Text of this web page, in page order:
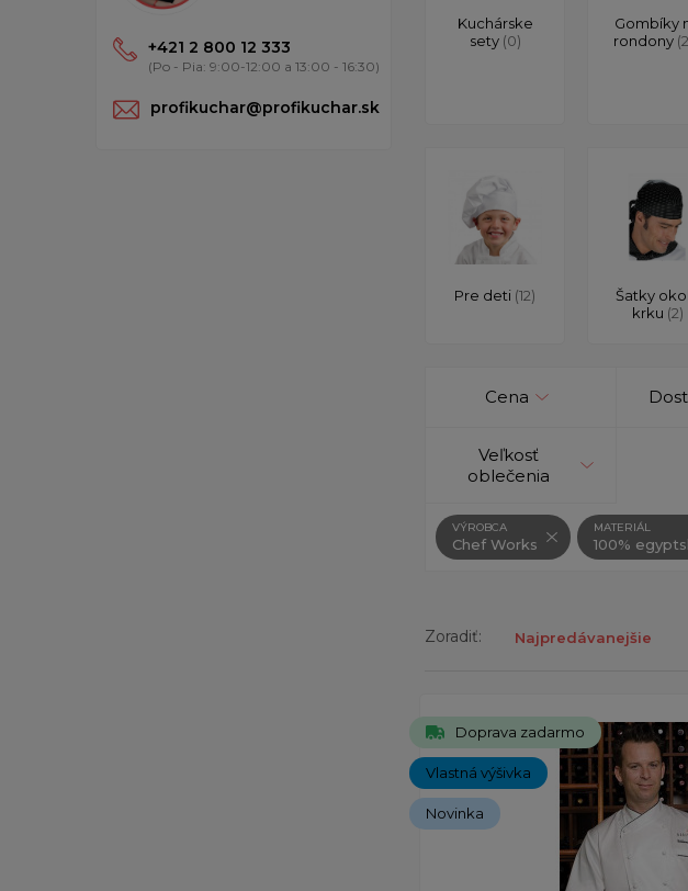
+421 2 800 12 333
(Po - Pia: 9:00-12:00 a 13:00 - 16:30)
profikuchar@profikuchar.sk
Kuchárske
sety (0)
Gombíky
rondony
Pre deti (12)
Šatky
krku (2)
Cena
Veľkosť
oblečenia
VÝROBCA
Chef Works
MATERIÁL
100%
Zoradiť: Najpredávanejšie
Doprava zadarmo
Vlastná výšivka
Novinka